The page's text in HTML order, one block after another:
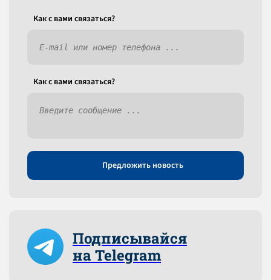
Как c вами связаться?
Как c вами связаться?
Предложить новость
Подписывайся
на Telegram